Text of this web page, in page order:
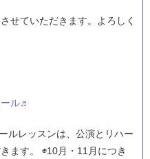
せていただきます。よろしく
ル♬
ルレッスンは、公演とリハー
ます。 ◉10月・11月につき